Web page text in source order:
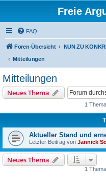
Freie
FAQ
Foren-Übersicht
Mitteilungen
Mitteilungen
Neues Thema
1
Aktueller Stand und
Letzter Beitrag von Jannick
Neues Thema
1